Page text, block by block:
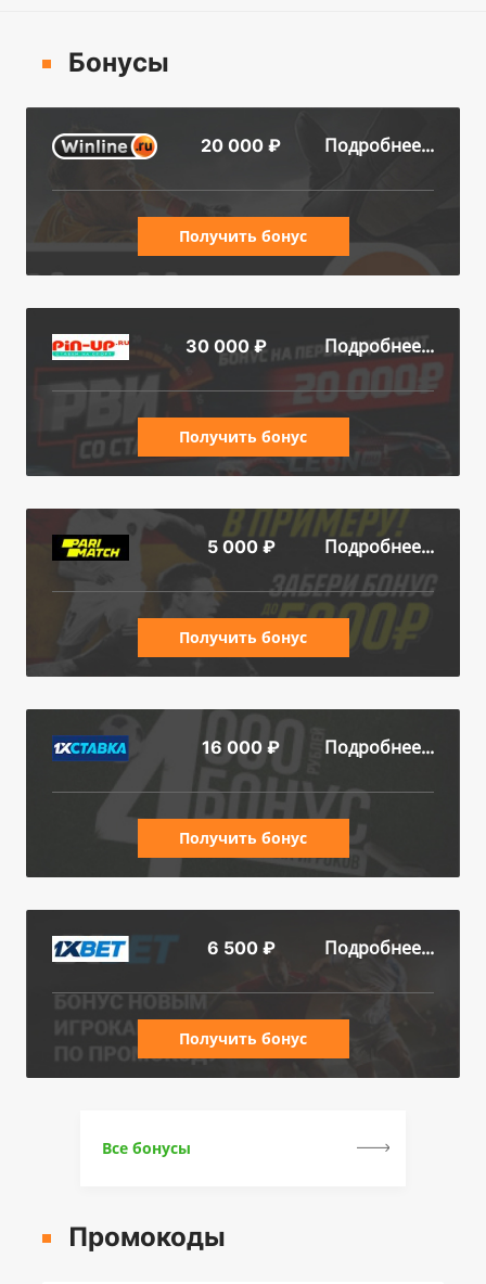
Бонусы
20 000 ₽ Подробнее...
Получить бонус
30 000 ₽ Подробнее...
Получить бонус
5 000 ₽ Подробнее...
Получить бонус
16 000 ₽ Подробнее...
Получить бонус
6 500 ₽ Подробнее...
Получить бонус
Все бонусы
Промокоды